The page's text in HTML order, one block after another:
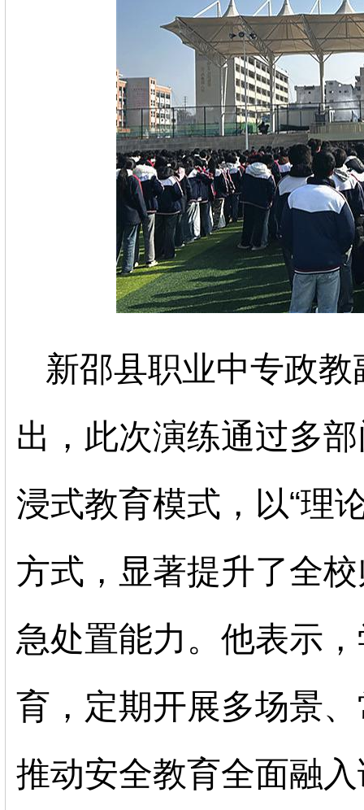
新邵县职业中专政教
出，此次演练通过多
浸式教育模式，以“理
方式，显著提升了全
急处置能力。他表示
育，定期开展多场景
推动安全教育全面融